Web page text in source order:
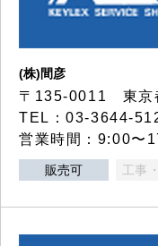
(株)間彦
〒135-0011 東京
TEL：03-3644-
営業時間：9:00〜
販売可 工事